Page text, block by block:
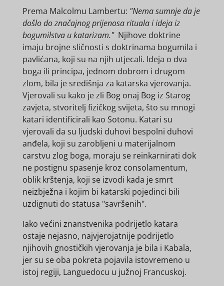
Prema Malcolmu Lambertu: "Nema sumnje da je
došlo do značajnog prijenosa rituala i ideja iz
bogumilstva u katarizam." Njihove doktrine
imaju brojne sličnosti s doktrinama bogumila i
pavlićana, koji su na njih utjecali. Ideja o dva
boga ili principa, jednom dobrom i drugom
zlom, bila je središnja za katarska vjerovanja.
Vjerovali su kako je zli Bog onaj Bog iz Starog
zavjeta, stvoritelj fizičkog svijeta, što su mnogi
katari identificirali kao Sotonu. Katari su
vjerovali da su ljudski duhovi bespolni duhovi
anđela, koji su zarobljeni u materijalnom
carstvu zlog boga, moraju se reinkarnirati dok
ne postignu spasenje kroz consolamentum,
oblik krštenja, koji se izvodi kada je smrt
neizbježna i kojim bi katarski pojedinci bili
uzdignuti do statusa "savršenih".
Iako većini znanstvenika podrijetlo katara
ostaje nejasno, najvjerojatnije podrijetlo
njihovih gnostičkih vjerovanja je bila i Kabala,
jer su se oba pokreta pojavila istovremeno u
istoj regiji, Languedocu u južnoj Francuskoj.